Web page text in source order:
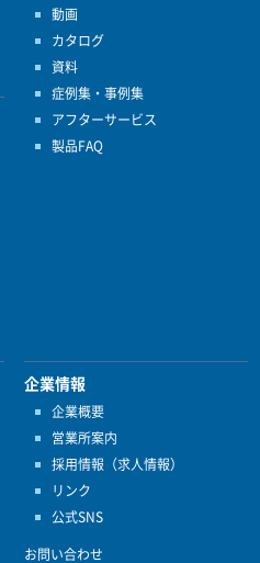
動画
カタログ
資料
症例集・事例集
アフターサービス
製品FAQ
企業情報
企業概要
営業所案内
採用情報（求人情報）
リンク
公式SNS
お問い合わせ